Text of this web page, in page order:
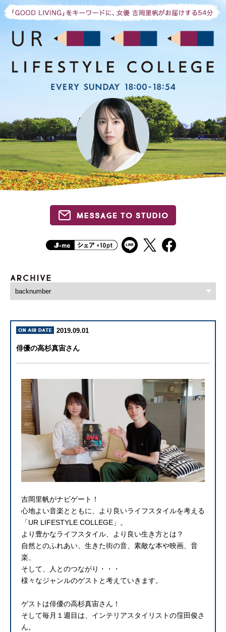
2019.09.01
俳優の高杉真宙さん
吉岡里帆がナビゲート！
心地よい音楽とともに、より良いライフスタイルを考える
「UR LIFESTYLE COLLEGE」。
より豊かなライフスタイル、より良い生き方とは？
自然とのふれあい、生きた街の音、素敵な本や映画、音
楽、
そして、人とのつながり・・・
様々なジャンルのゲストと考えていきます。
ゲストは俳優の高杉真宙さん！
そして毎月１週目は、インテリアスタイリストの窪田俊さ
ん。